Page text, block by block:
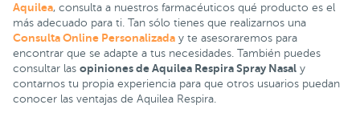
Aquilea, consulta a nuestros farmacéuticos qué producto es el
más adecuado para ti. Tan sólo tienes que realizarnos una
Consulta Online Personalizada y te asesoraremos para
encontrar que se adapte a tus necesidades. También puedes
consultar las opiniones de Aquilea Respira Spray Nasal y
contarnos tu propia experiencia para que otros usuarios puedan
conocer las ventajas de Aquilea Respira.